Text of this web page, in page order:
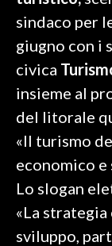
SPETTACOLI
GOSSIP
SALUTE
SARDEGNA
sindaco per
giugno con i
civica
insieme al
del litorale
«Il turismo
economico
Lo slogan
«La
sviluppo,